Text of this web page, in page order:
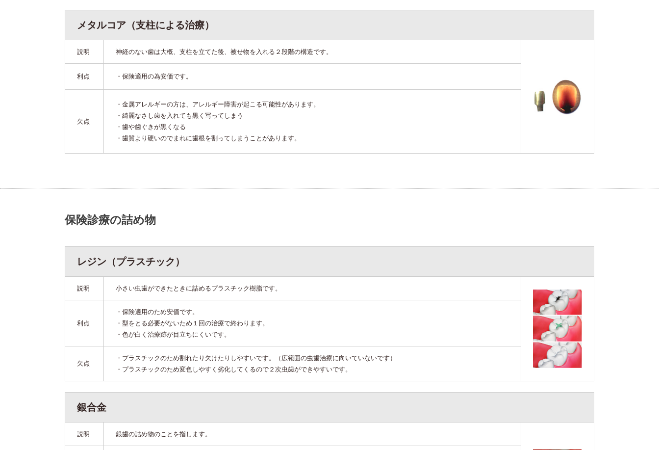
メタルコア（支柱による治療）
説明 神経のない歯は大概、支柱を立てた後、被せ物を入れる２段階の構造です。
利点 ・保険適用の為安価です。
欠点
・金属アレルギーの方は、アレルギー障害が起こる可能性があります。
・綺麗なさし歯を入れても黒く写ってしまう
・歯や歯ぐきが黒くなる
・歯質より硬いのでまれに歯根を割ってしまうことがあります。
保険診療の詰め物
レジン（プラスチック）
説明 小さい虫歯ができたときに詰めるプラスチック樹脂です。
利点
・保険適用のため安価です。
・型をとる必要がないため１回の治療で終わります。
・色が白く治療跡が目立ちにくいです。
欠点
・プラスチックのため割れたり欠けたりしやすいです。（広範囲の虫歯治療に向いていないです）
・プラスチックのため変色しやすく劣化してくるので２次虫歯ができやすいです。
銀合金
説明 銀歯の詰め物のことを指します。